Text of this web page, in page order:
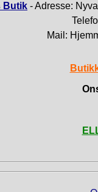
Butik - Adresse:
Mail: